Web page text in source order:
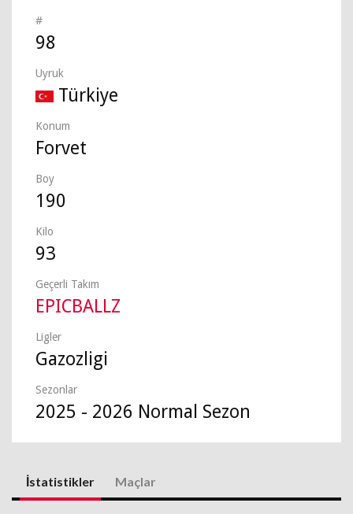
#
98
Uyruk
Türkiye
Konum
Forvet
Boy
190
Kilo
93
Geçerli Takım
EPICBALLZ
Ligler
Gazozligi
Sezonlar
2025 - 2026 Normal Sezon
İstatistikler Maçlar